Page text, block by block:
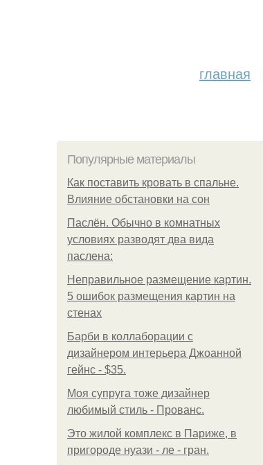
главная
Популярные материалы
Как поставить кровать в спальне.
Влияние обстановки на сон
Паслён. Обычно в комнатных
условиях разводят два вида
паслена:
Неправильное размещение картин.
5 ошибок размещения картин на
стенах
Барби в коллаборации с
дизайнером интерьера Джоанной
гейнс - $35.
Моя супруга тоже дизайнер
любимый стиль - Прованс.
Это жилой комплекс в Париже, в
пригороде нуази - ле - гран.